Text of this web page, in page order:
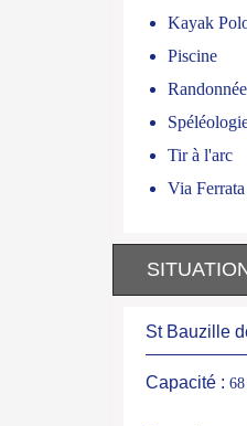
Kayak
Piscine
Randonnée
Tir à l'arc
Via Ferrata
St Bauzille
Capacité : 68